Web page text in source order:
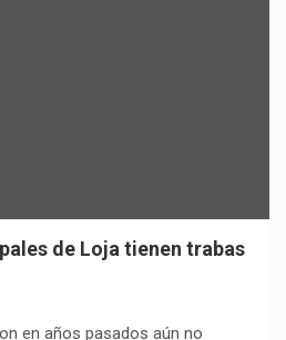
de Loja tienen trabas
en años pasados aún no